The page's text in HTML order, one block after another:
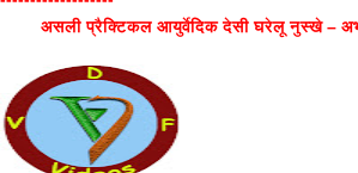
असली प्रैक्टिकल आयुर्वेदिक देसी घरेलू नुस्खे –